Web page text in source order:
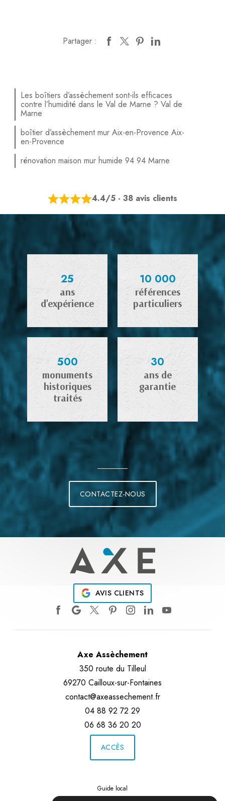
Partager :
Les boîtiers d’assèchement sont-ils efficaces
contre l’humidité dans le Val de Marne ? Val de
Marne
boîtier d’assèchement mur Aix-en-Provence Aix-
en-Provence
rénovation maison mur humide 94 94 Marne
4.4/5 - 38 avis clients
25
ans
d'expérience
10 000
références
particuliers
500
monuments
historiques
traités
30
ans de
garantie
CONTACTEZ-NOUS
AVIS CLIENTS
Axe Assèchement
350 route du Tilleul
69270 Cailloux-sur-Fontaines
contact@axeassechement.fr
04 88 92 72 29
06 68 36 20 20
ACCÈS
Guide local